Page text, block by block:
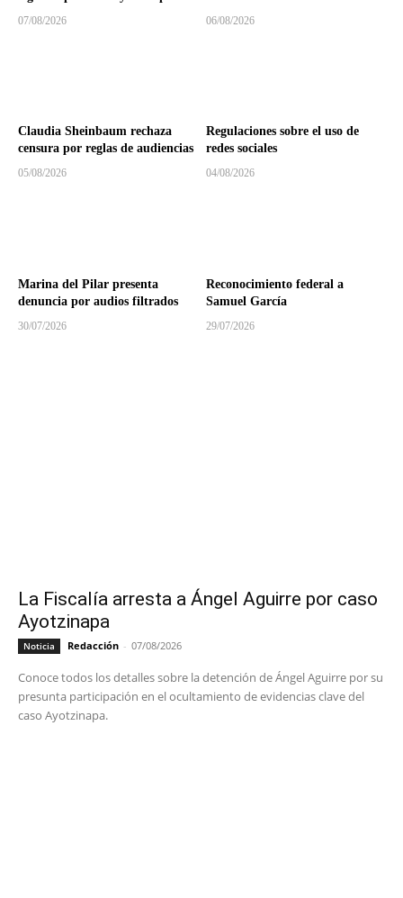
07/08/2026 06/08/2026
Claudia Sheinbaum rechaza
censura por reglas de audiencias
05/08/2026
Regulaciones sobre el uso de
redes sociales
04/08/2026
Marina del Pilar presenta
denuncia por audios filtrados
30/07/2026
Reconocimiento federal a
Samuel García
29/07/2026
La Fiscalía arresta a Ángel Aguirre por caso
Ayotzinapa
Noticia Redacción - 07/08/2026
Conoce todos los detalles sobre la detención de Ángel Aguirre por su
presunta participación en el ocultamiento de evidencias clave del
caso Ayotzinapa.